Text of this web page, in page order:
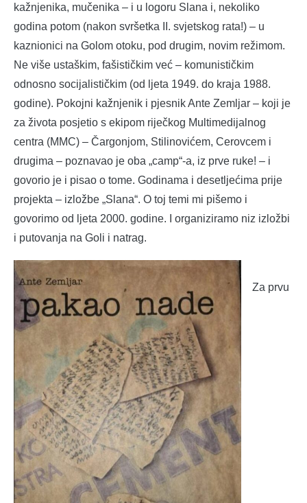
kažnjenika, mučenika – i u logoru Slana i, nekoliko
godina potom (nakon svršetka II. svjetskog rata!) – u
kaznionici na Golom otoku, pod drugim, novim režimom.
Ne više ustaškim, fašističkim već – komunističkim
odnosno socijalističkim (od ljeta 1949. do kraja 1988.
godine). Pokojni kažnjenik i pjesnik Ante Zemljar – koji je
za života posjetio s ekipom riječkog Multimedijalnog
centra (MMC) – Čargonjom, Stilinovićem, Cerovcem i
drugima – poznavao je oba „camp“-a, iz prve ruke! – i
govorio je i pisao o tome. Godinama i desetljećima prije
projekta – izložbe „Slana“. O toj temi mi pišemo i
govorimo od ljeta 2000. godine. I organiziramo niz izložbi
i putovanja na Goli i natrag.
Za prvu